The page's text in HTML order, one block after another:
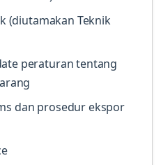
(diutamakan Teknik
peraturan tentang
dan prosedur ekspor